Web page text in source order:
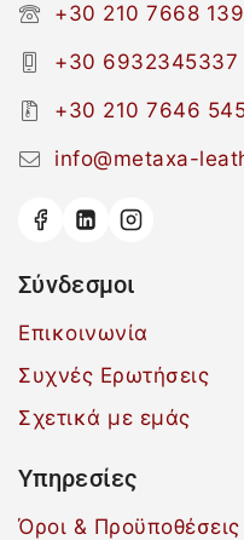
+30 210 7668
+30 6932345337
+30 210 7646
info@metaxa-
Σύνδεσμοι
Επικοινωνία
Συχνές Ερωτήσεις
Σχετικά με εμάς
Υπηρεσίες
Όροι & Προϋποθέσεις